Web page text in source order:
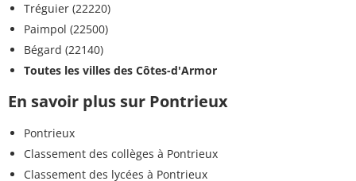
Tréguier (22220)
Paimpol (22500)
Bégard (22140)
Toutes les villes des Côtes-d'Armor
En savoir plus sur Pontrieux
Pontrieux
Classement des collèges à Pontrieux
Classement des lycées à Pontrieux